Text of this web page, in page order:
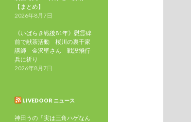
【まとめ】
2026年8月7日
《いばらき戦後81年》慰霊碑
前で献茶活動 桜川の裏千家
講師 金沢聖さん 戦没飛行
兵に祈り
2026年8月7日
LIVEDOOR ニュース
神田うの「実は三角ハゲなん